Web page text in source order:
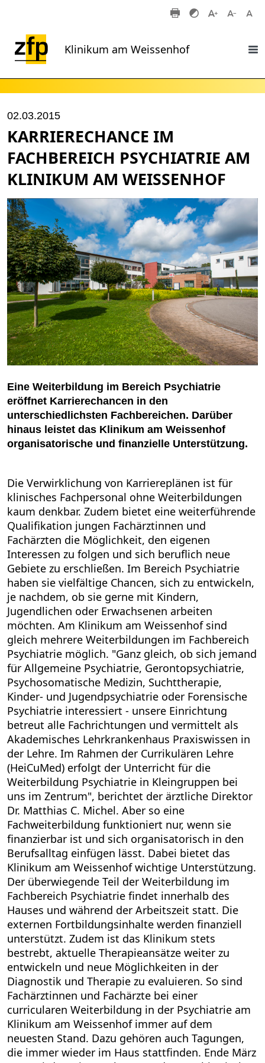
Klinikum am Weissenhof
02.03.2015
KARRIERECHANCE IM
FACHBEREICH PSYCHIATRIE AM
KLINIKUM AM WEISSENHOF
Eine Weiterbildung im Bereich Psychiatrie
eröffnet Karrierechancen in den
unterschiedlichsten Fachbereichen. Darüber
hinaus leistet das Klinikum am Weissenhof
organisatorische und finanzielle Unterstützung.
Die Verwirklichung von Karriereplänen ist für
klinisches Fachpersonal ohne Weiterbildungen
kaum denkbar. Zudem bietet eine weiterführende
Qualifikation jungen Fachärztinnen und
Fachärzten die Möglichkeit, den eigenen
Interessen zu folgen und sich beruflich neue
Gebiete zu erschließen. Im Bereich Psychiatrie
haben sie vielfältige Chancen, sich zu entwickeln,
je nachdem, ob sie gerne mit Kindern,
Jugendlichen oder Erwachsenen arbeiten
möchten. Am Klinikum am Weissenhof sind
gleich mehrere Weiterbildungen im Fachbereich
Psychiatrie möglich. "Ganz gleich, ob sich jemand
für Allgemeine Psychiatrie, Gerontopsychiatrie,
Psychosomatische Medizin, Suchttherapie,
Kinder- und Jugendpsychiatrie oder Forensische
Psychiatrie interessiert - unsere Einrichtung
betreut alle Fachrichtungen und vermittelt als
Akademisches Lehrkrankenhaus Praxiswissen in
der Lehre. Im Rahmen der Currikulären Lehre
(HeiCuMed) erfolgt der Unterricht für die
Weiterbildung Psychiatrie in Kleingruppen bei
uns im Zentrum", berichtet der ärztliche Direktor
Dr. Matthias C. Michel. Aber so eine
Fachweiterbildung funktioniert nur, wenn sie
finanzierbar ist und sich organisatorisch in den
Berufsalltag einfügen lässt. Dabei bietet das
Klinikum am Weissenhof wichtige Unterstützung.
Der überwiegende Teil der Weiterbildung im
Fachbereich Psychiatrie findet innerhalb des
Hauses und während der Arbeitszeit statt. Die
externen Fortbildungsinhalte werden finanziell
unterstützt. Zudem ist das Klinikum stets
bestrebt, aktuelle Therapieansätze weiter zu
entwickeln und neue Möglichkeiten in der
Diagnostik und Therapie zu evaluieren. So sind
Fachärztinnen und Fachärzte bei einer
curricularen Weiterbildung in der Psychiatrie am
Klinikum am Weissenhof immer auf dem
neuesten Stand. Dazu gehören auch Tagungen,
die immer wieder im Haus stattfinden. Ende März